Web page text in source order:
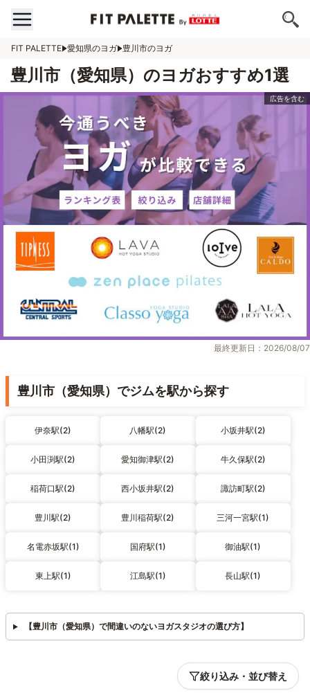
FIT PALETTE 愛知県のヨガ 豊川市のヨガ
豊川市（愛知県）のヨガおすすめ1選
最終更新日：2026/08/07
豊川市（愛知県）でジムを駅から探す
伊奈駅(2) 八幡駅(2) 小坂井駅(2)
小田渕駅(2) 愛知御津駅(2) 牛久保駅(2)
稲荷口駅(2) 西小坂井駅(2) 諏訪町駅(2)
豊川駅(2) 豊川稲荷駅(2) 三河一宮駅(1)
名電赤坂駅(1) 国府駅(1) 御油駅(1)
東上駅(1) 江島駅(1) 長山駅(1)
【豊川市（愛知県）で間違いのないヨガスタジオの選び方】
絞り込み・並び替え